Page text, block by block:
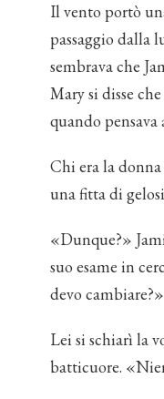
Il vento portò
passaggio dalla
sembrava che
Mary si disse che
quando pensava
Chi era la
una fitta di
«Dunque?»
suo esame in
devo cambiare?»
Lei si schiarì la
batticuore.